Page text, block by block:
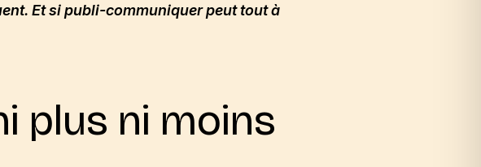
Et si publi-communiquer peut tout à
plus ni moins